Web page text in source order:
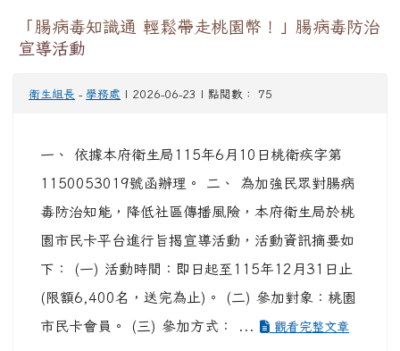
「腸病毒知識通 輕鬆帶走桃園幣！」腸病毒防治
宣導活動
衛生組長 - 學務處 | 2026-06-23 | 點閱數： 75
一、 依據本府衛生局115年6月10日桃衛疾字第
1150053019號函辦理。 二、 為加強民眾對腸病
毒防治知能，降低社區傳播風險，本府衛生局於桃
園市民卡平台進行旨揭宣導活動，活動資訊摘要如
下： (一) 活動時間：即日起至115年12月31日止
(限額6,400名，送完為止)。 (二) 參加對象：桃園
市民卡會員。 (三) 參加方式： ...
觀看完整文章